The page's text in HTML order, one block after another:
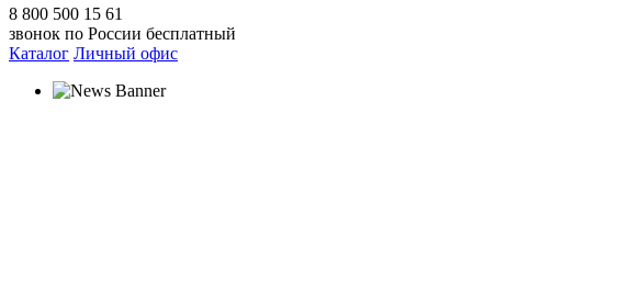
8 800 500 15 61
звонок по России бесплатный
Каталог Личный офис